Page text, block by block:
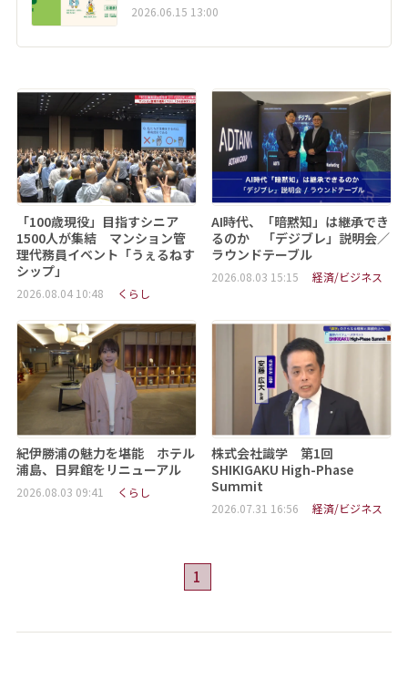
2026.06.15 13:00
「100歳現役」目指すシニア
1500人が集結 マンション管
理代務員イベント「うぇるねす
シップ」
2026.08.04 10:48 くらし
AI時代、「暗黙知」は継承でき
るのか 「デジブレ」説明会／
ラウンドテーブル
2026.08.03 15:15 経済/ビジネス
紀伊勝浦の魅力を堪能 ホテル
浦島、日昇館をリニューアル
2026.08.03 09:41 くらし
株式会社識学 第1回
SHIKIGAKU High-Phase
Summit
2026.07.31 16:56 経済/ビジネス
1